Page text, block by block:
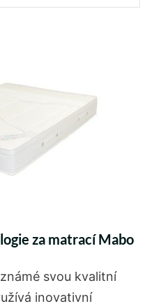
za matrací Mabo
svou kvalitní
inovativní